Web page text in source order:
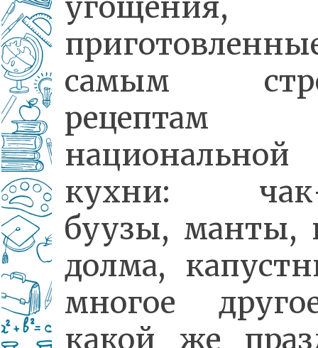
самым
рецептам
национальной
кухни: чак-
буузы, манты,
долма,
многое
какой же